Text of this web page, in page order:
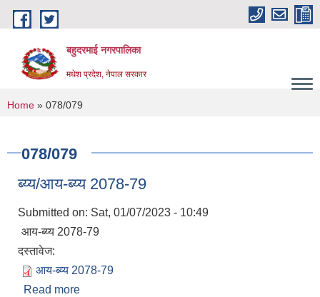
Skip to main content
बहुदरमाई नगरपालिका
मधेश प्रदेश, नेपाल सरकार
You are here
Home » 078/079
078/079
ब्य्य/आय-ब्य्य 2078-79
Submitted on: Sat, 01/07/2023 - 10:49
आय-ब्य्य 2078-79
दस्तावेज:
आय-ब्य्य 2078-79
Read more